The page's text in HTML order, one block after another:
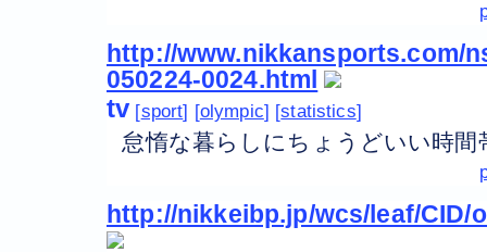
http://www.nikkansports.com/
050224-0024.html
tv sport olympic statistics
怠惰な暮らしにちょうどいい時間
http://nikkeibp.jp/wcs/leaf/CID/